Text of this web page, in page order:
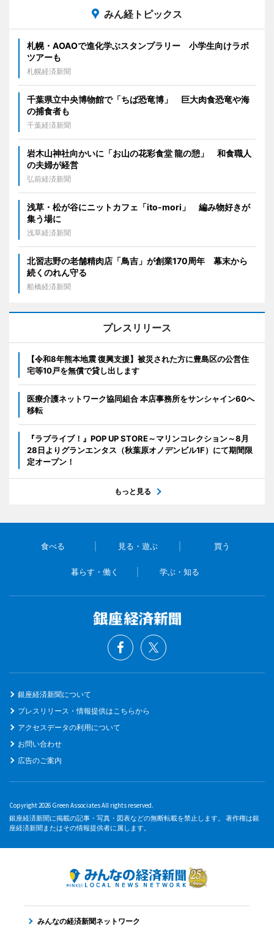
みん経トピックス
札幌・AOAOで進化学ぶスタンプラリー 小学生向けラボ
ツアーも
札幌経済新聞
千葉県立中央博物館で「ちば恐竜博」 巨大肉食恐竜や海
の捕食者も
千葉経済新聞
岩木山神社向かいに「お山の花彩食堂 龍の憩」 和食職人
の夫婦が経営
弘前経済新聞
浅草・松が谷にニットカフェ「ito-mori」 編み物好きが
集う場に
浅草経済新聞
北習志野の老舗精肉店「鳥吉」が創業170周年 幕末から
続くのれん守る
船橋経済新聞
プレスリリース
【令和8年熊本地震 復興支援】被災された方に豊島区の公営住
宅等10戸を無償で貸し出します
医療介護ネットワーク協同組合 本店事務所をサンシャイン60へ
移転
『ラブライブ！』POP UP STORE～マリンコレクション～8月
28日よりグランエンタス（秋葉原オノデンビル1F）にて期間限
定オープン！
もっと見る
食べる 見る・遊ぶ 買う
暮らす・働く 学ぶ・知る
銀座経済新聞について
プレスリリース・情報提供はこちらから
アクセスデータの利用について
お問い合わせ
広告のご案内
Copyright 2026 Green Associates All rights reserved.
銀座経済新聞に掲載の記事・写真・図表などの無断転載を禁止します。 著作権は銀
座経済新聞またはその情報提供者に属します。
みんなの経済新聞ネットワーク